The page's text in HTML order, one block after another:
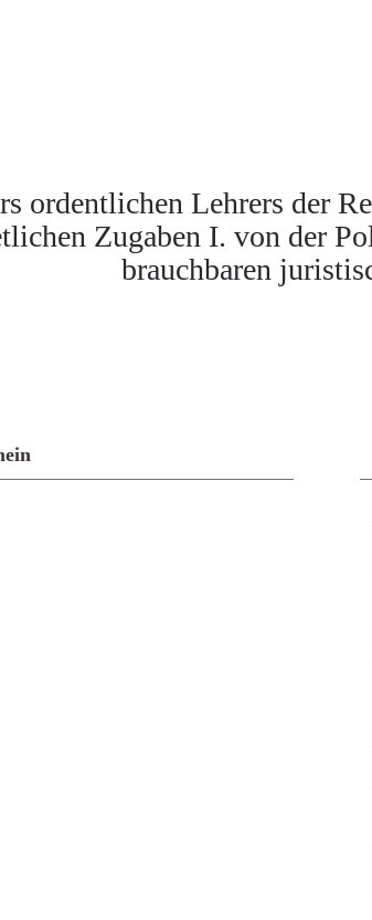
ordentlichen Lehrers der
Zugaben I. von der
brauchbaren